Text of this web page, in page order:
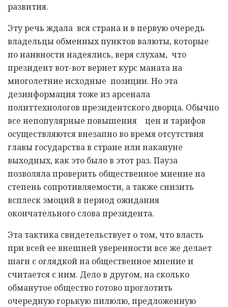
развития.
Эту речь ждала вся страна и в первую очередь
владельцы обменных пунктов валюты, которые
по наивности надеялись, веря слухам, что
президент вот-вот вернет курс маната на
многолетние исходные позиции. Но эта
дезинформация тоже из арсенала
политтехнологов президентского дворца. Обычно
все непопулярные повышения цен и тарифов
осуществляются внезапно во время отсутствия
главы государства в стране или накануне
выходных, как это было в этот раз. Пауза
позволяла проверить общественное мнение на
степень сопротивляемости, а также снизить
всплеск эмоций в период ожидания
окончательного слова президента.
Эта тактика свидетельствует о том, что власть
при всей ее внешней уверенности все же делает
шаги с оглядкой на общественное мнение и
считается с ним. Дело в другом, на сколько
обманутое общество готово проглотить
очередную горькую пилюлю, предложенную